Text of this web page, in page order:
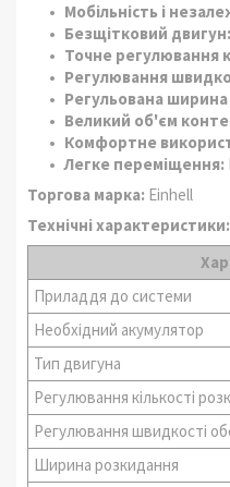
Мобільність і
Безщітковий двигун:
Точне регулювання
Регулювання
Регульована
Великий об'єм
Комфортне
Легке переміщення:
Торгова марка: Einhell
Технічні характеристики:
Приладдя до системи
Необхідний акумулятор
Тип двигуна
Регулювання кількості
Регулювання швидкості
Ширина розкидання